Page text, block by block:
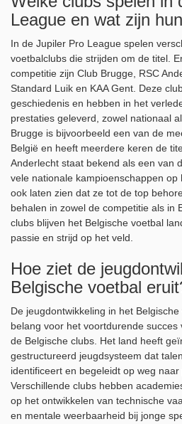
League en wat zijn
In de Jupiler Pro League spelen
voetbalclubs die strijden om de titel.
competitie zijn Club Brugge, RSC
Standard Luik en KAA Gent. Deze
geschiedenis en hebben in het
prestaties geleverd, zowel nationaal
Brugge is bijvoorbeeld een van de
België en heeft meerdere keren de
Anderlecht staat bekend als een van
vele nationale kampioenschappen
ook laten zien dat ze tot de top
behalen in zowel de competitie als in
clubs blijven het Belgische voetbal
passie en strijd op het veld.
Hoe ziet de
Belgische voetbal
De jeugdontwikkeling in het
belang voor het voortdurende
de Belgische clubs. Het land heeft
gestructureerd jeugdsysteem dat
identificeert en begeleidt op weg naar
Verschillende clubs hebben
op het ontwikkelen van technische
en mentale weerbaarheid bij jonge